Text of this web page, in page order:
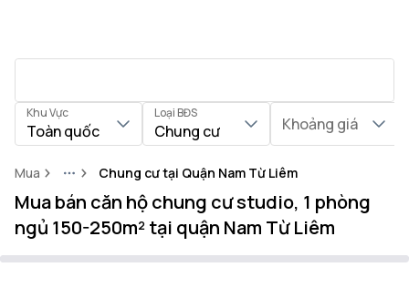
Khu Vực
Toàn quốc
Loại BĐS
Chung cư Khoảng giá
Mua MoreChung cư tại Quận Nam Từ Liêm
Mua bán căn hộ chung cư studio, 1 phòng
ngủ 150-250m² tại quận Nam Từ Liêm